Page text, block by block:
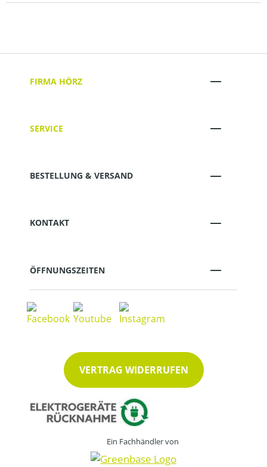
FIRMA HÖRZ
SERVICE
BESTELLUNG & VERSAND
KONTAKT
ÖFFNUNGSZEITEN
VERTRAG WIDERRUFEN
Ein Fachhändler von